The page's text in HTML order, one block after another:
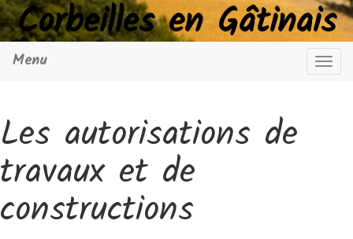
Corbeilles en Gâtinais
Menu
Les autorisations de
travaux et de
constructions